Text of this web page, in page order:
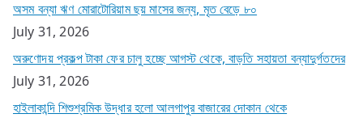
অসম বন্যা ঋণ মোরাটোরিয়াম ছয় মাসের জন্য, মৃত বেড়ে ৮০
July 31, 2026
অরুণোদয় প্রকল্প টাকা ফের চালু হচ্ছে আগস্ট থেকে, বাড়তি সহায়তা বন্যাদুর্গতদের
July 31, 2026
হাইলাকান্দি শিশুশ্রমিক উদ্ধার হলো আলগাপুর বাজারের দোকান থেকে